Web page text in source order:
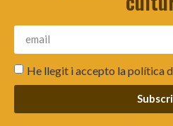
He llegit i accepto lapolítica